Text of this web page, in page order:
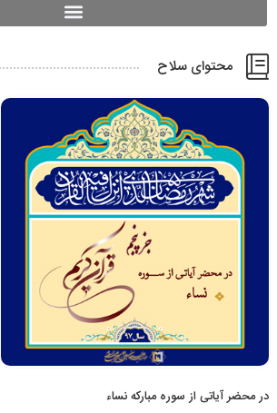
محتوای سلاح
در محضر آیاتی از سوره مبارکه نساء